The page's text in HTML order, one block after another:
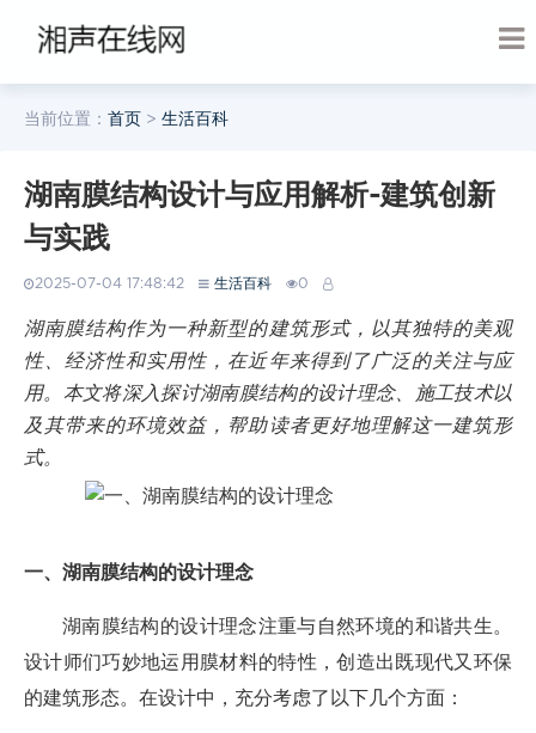
当前位置： 首页 > 生活百科
湖南膜结构设计与应用解析-建筑创新
与实践
2025-07-04 17:48:42 生活百科 0
湖南膜结构作为一种新型的建筑形式，以其独特的美观
性、经济性和实用性，在近年来得到了广泛的关注与应
用。本文将深入探讨湖南膜结构的设计理念、施工技术以
及其带来的环境效益，帮助读者更好地理解这一建筑形
式。
一、湖南膜结构的设计理念
湖南膜结构的设计理念注重与自然环境的和谐共生。
设计师们巧妙地运用膜材料的特性，创造出既现代又环保
的建筑形态。在设计中，充分考虑了以下几个方面：